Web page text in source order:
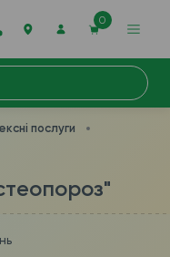
0
послуги